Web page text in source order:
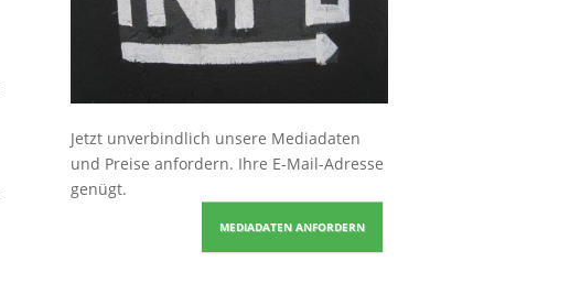
Jetzt unverbindlich unsere Mediadaten
und Preise anfordern. Ihre E-Mail-Adresse
genügt.
MEDIADATEN ANFORDERN